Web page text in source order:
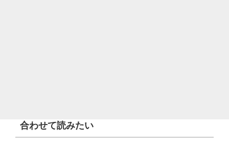
合わせて読みたい